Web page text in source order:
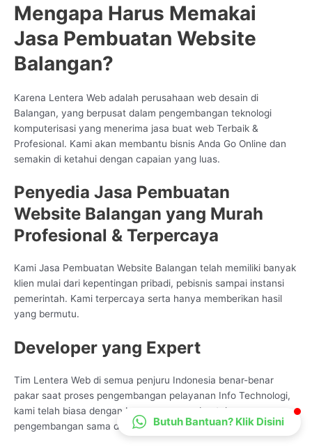
Mengapa Harus Memakai
Jasa Pembuatan Website
Balangan?
Karena Lentera Web adalah perusahaan web desain di
Balangan, yang berpusat dalam pengembangan teknologi
komputerisasi yang menerima jasa buat web Terbaik &
Profesional. Kami akan membantu bisnis Anda Go Online dan
semakin di ketahui dengan capaian yang luas.
Penyedia Jasa Pembuatan
Website Balangan yang Murah
Profesional & Terpercaya
Kami Jasa Pembuatan Website Balangan telah memiliki banyak
klien mulai dari kepentingan pribadi, pebisnis sampai instansi
pemerintah. Kami terpercaya serta hanya memberikan hasil
yang bermutu.
Developer yang Expert
Tim Lentera Web di semua penjuru Indonesia benar-benar
pakar saat proses pengembangan pelayanan Info Technologi,
kami telah biasa dengan beragam ragam bentuk
pengembangan sama dengan proses bisnis partner
CS Lenteraweb
Online
Butuh Bantuan? Klik Disini